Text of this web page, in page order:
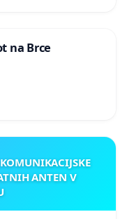
na Brce
ANTEN V